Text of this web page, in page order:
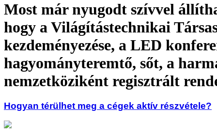
Most már nyugodt szívvel
hogy a Világítástechnikai
kezdeményezése, a LED
hagyományteremtő, sőt, a
nemzetköziként regisztrált
Hogyan térülhet meg a cégek aktív részvétele?